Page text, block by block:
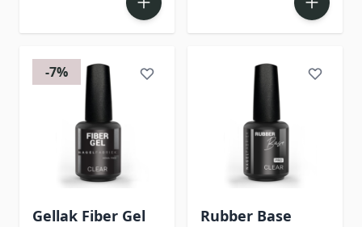
-7%
Gellak Fiber Gel
Rubber Base